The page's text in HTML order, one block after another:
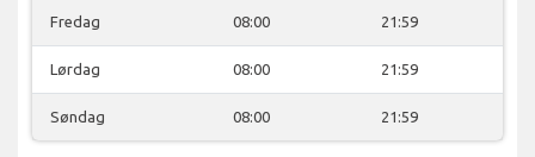
Fredag 08:00 21:59
Lørdag 08:00 21:59
Søndag 08:00 21:59